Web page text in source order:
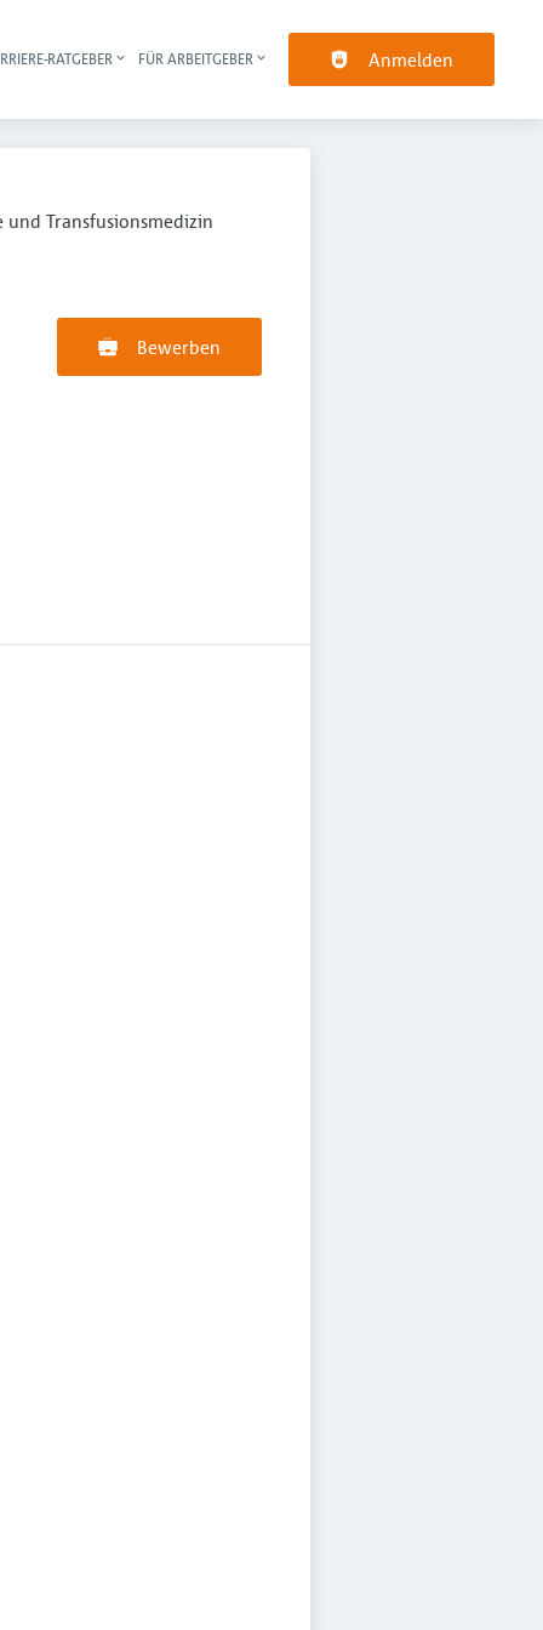
Navigation
RATGEBER FÜR ARBEITGEBER Anmelden
Transfusionsmedizin
Bewerben